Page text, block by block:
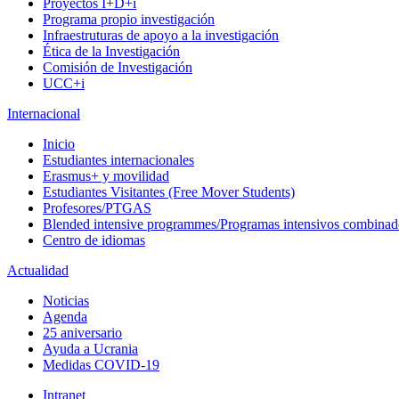
Proyectos I+D+i
Programa propio investigación
Infraestruturas de apoyo a la investigación
Ética de la Investigación
Comisión de Investigación
UCC+i
Internacional
Inicio
Estudiantes internacionales
Erasmus+ y movilidad
Estudiantes Visitantes (Free Mover Students)
Profesores/PTGAS
Blended intensive programmes/Programas intensivos
Centro de idiomas
Actualidad
Noticias
Agenda
25 aniversario
Ayuda a Ucrania
Medidas COVID-19
Intranet